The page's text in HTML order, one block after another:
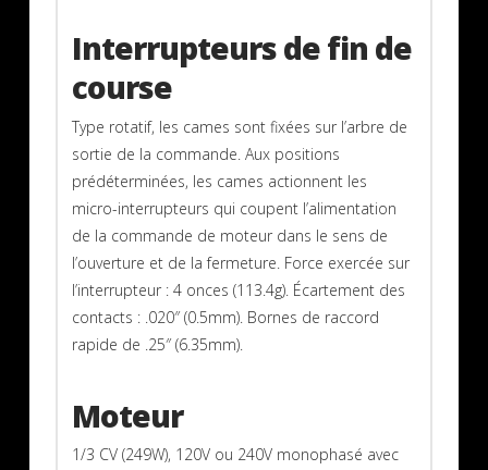
Interrupteurs de fin de
course
Type rotatif, les cames sont fixées sur l’arbre de
sortie de la commande. Aux positions
prédéterminées, les cames actionnent les
micro-interrupteurs qui coupent l’alimentation
de la commande de moteur dans le sens de
l’ouverture et de la fermeture. Force exercée sur
l’interrupteur : 4 onces (113.4g). Écartement des
contacts : .020″ (0.5mm). Bornes de raccord
rapide de .25″ (6.35mm).
Moteur
1/3 CV (249W), 120V ou 240V monophasé avec